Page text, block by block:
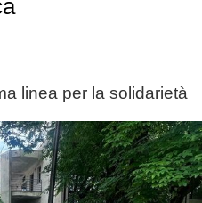
linea per la solidarietà